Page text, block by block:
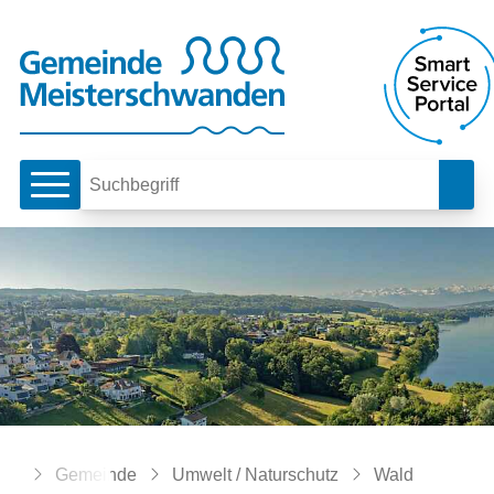
Navigieren in
Hauptnavigation
Suchbegriff
Breadcrumb
HomeGemeinde Umwelt / Naturschutz Wald